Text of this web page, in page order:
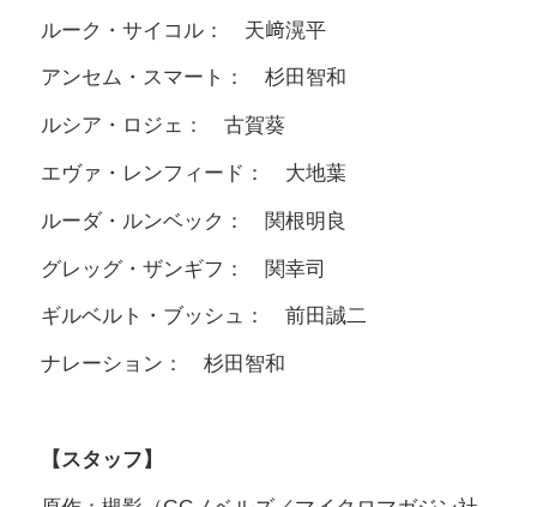
ルーク・サイコル： 天﨑滉平
アンセム・スマート： 杉田智和
ルシア・ロジェ： 古賀葵
エヴァ・レンフィード： 大地葉
ルーダ・ルンベック： 関根明良
グレッグ・ザンギフ： 関幸司
ギルベルト・ブッシュ： 前田誠二
ナレーション： 杉田智和
【スタッフ】